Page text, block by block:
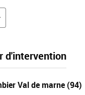
d'intervention
Val de marne (94)